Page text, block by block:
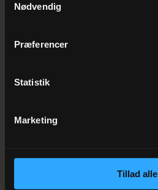
Nødvendig
Præferencer
Statistik
Marketing
Tillad alle